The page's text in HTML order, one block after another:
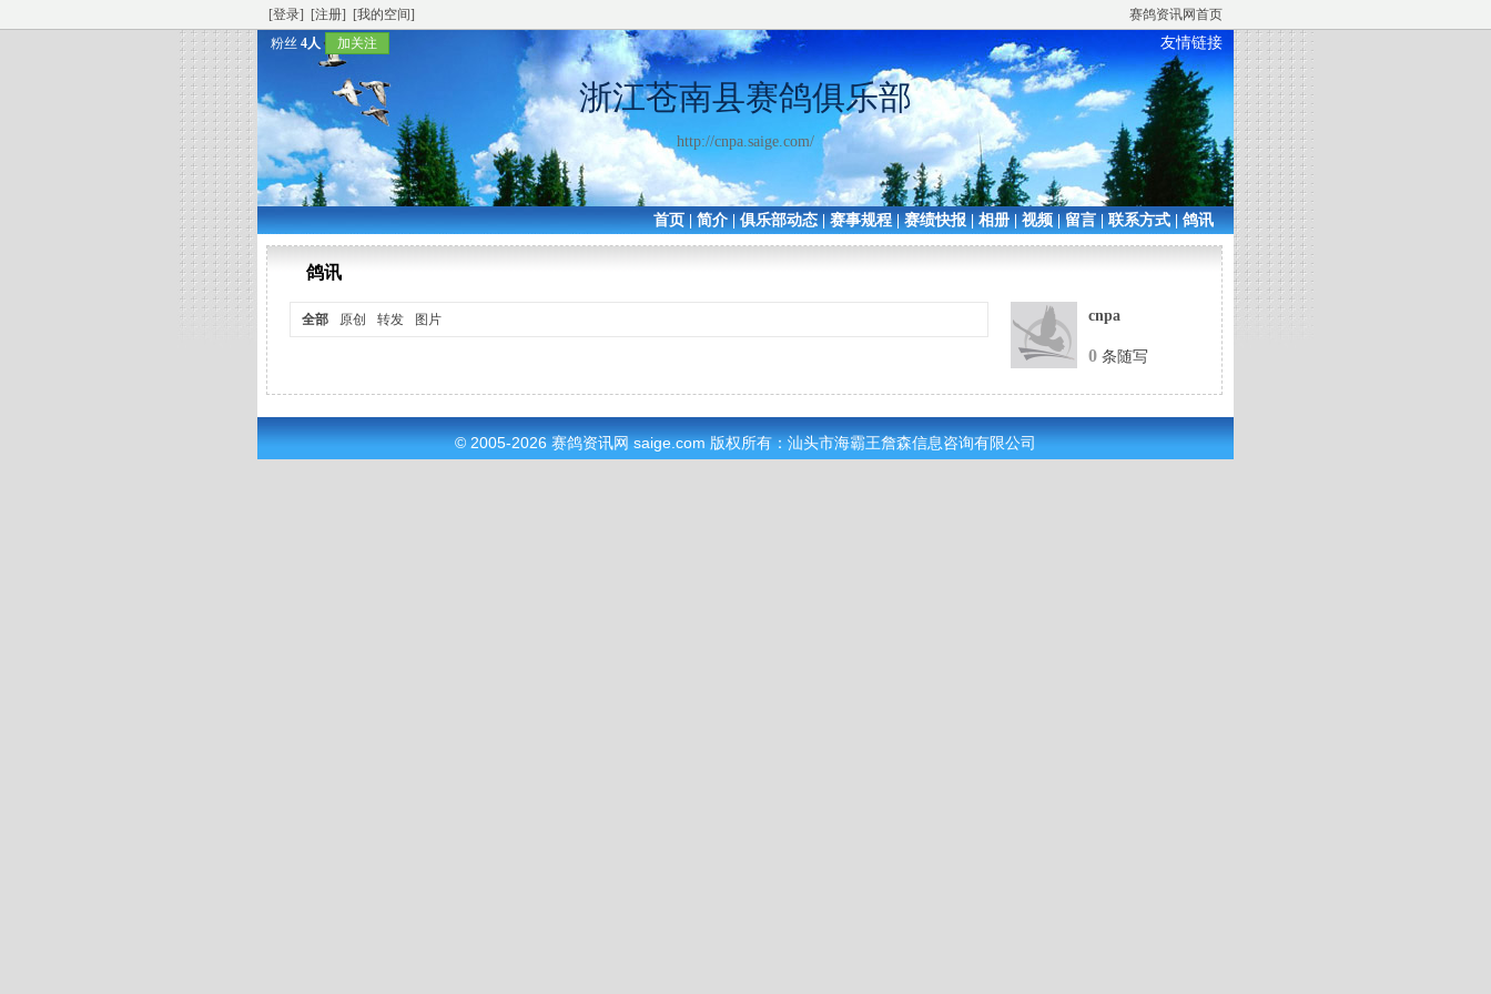
[登录] [注册] [我的空间]
赛鸽资讯网首页
粉丝 4人 加关注 友情链接
浙江苍南县赛鸽俱乐部
http://cnpa.saige.com/
首页|简介|俱乐部动态|赛事规程|赛绩快报|相册|视频|留言|联系方式|鸽讯
鸽讯
全部 原创 转发 图片 cnpa
0 条随写
© 2005-2026 赛鸽资讯网 saige.com 版权所有：汕头市海霸王詹森信息咨询有限公司